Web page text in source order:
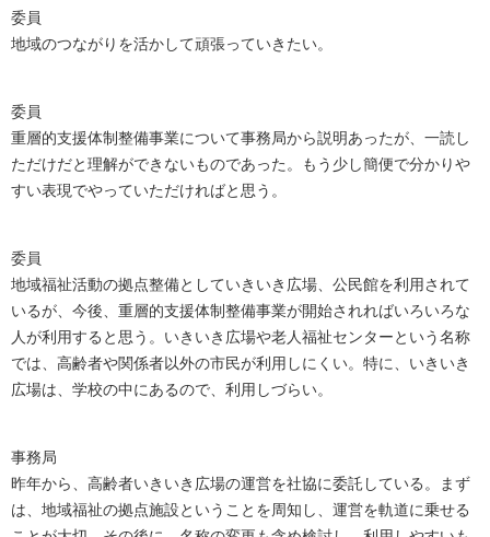
委員
地域のつながりを活かして頑張っていきたい。
委員
重層的支援体制整備事業について事務局から説明あったが、一読し
ただけだと理解ができないものであった。もう少し簡便で分かりや
すい表現でやっていただければと思う。
委員
地域福祉活動の拠点整備としていきいき広場、公民館を利用されて
いるが、今後、重層的支援体制整備事業が開始されればいろいろな
人が利用すると思う。いきいき広場や老人福祉センターという名称
では、高齢者や関係者以外の市民が利用しにくい。特に、いきいき
広場は、学校の中にあるので、利用しづらい。
事務局
昨年から、高齢者いきいき広場の運営を社協に委託している。まず
は、地域福祉の拠点施設ということを周知し、運営を軌道に乗せる